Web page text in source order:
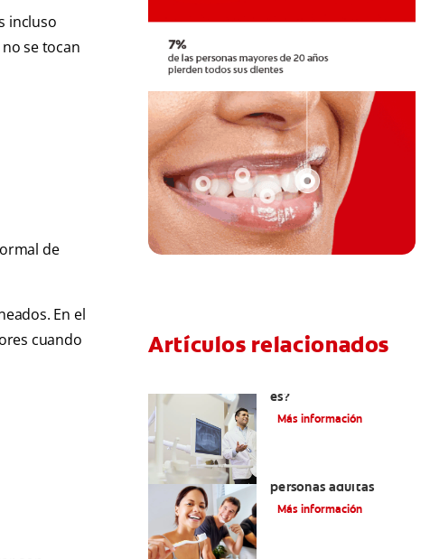
incluso
se tocan
de
En el
cuando
Artículos relacionados
es?
Más información
personas adultas
Más información